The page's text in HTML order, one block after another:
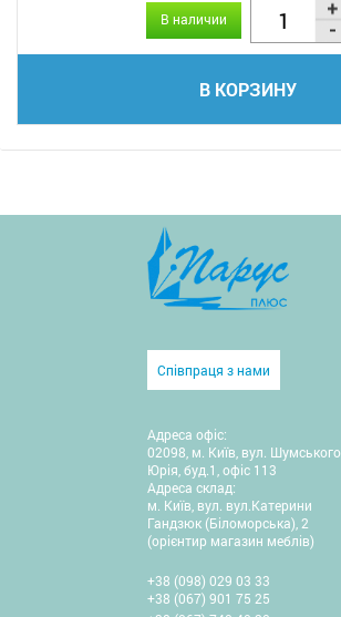
В наличии
В КОРЗИНУ
Співпраця з нами
Адреса офіс:
02098, м. Київ, вул. Шумського
Юрія, буд.1, офіс 113
Адреса склад:
м. Київ, вул. вул.Катерини
Гандзюк (Біломорська), 2
(орієнтир магазин меблів)
+38 (098) 029 03 33
+38 (067) 901 75 25